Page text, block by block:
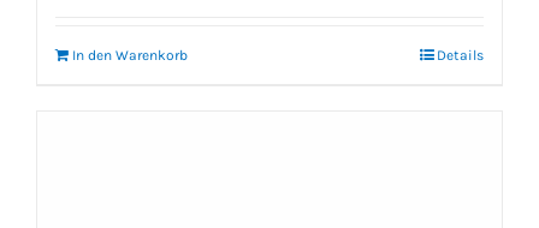
In den Warenkorb Details